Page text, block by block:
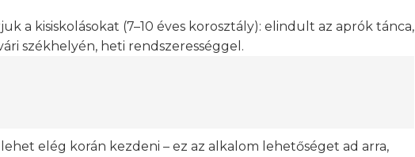
a kisiskolásokat (7–10 éves korosztály): elindult az aprók tánca,
székhelyén, heti rendszerességgel.
elég korán kezdeni – ez az alkalom lehetőséget ad arra,